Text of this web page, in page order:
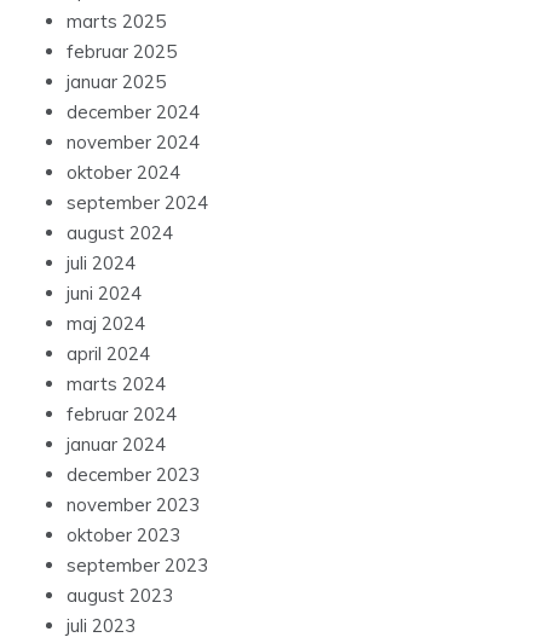
marts 2025
februar 2025
januar 2025
december 2024
november 2024
oktober 2024
september 2024
august 2024
juli 2024
juni 2024
maj 2024
april 2024
marts 2024
februar 2024
januar 2024
december 2023
november 2023
oktober 2023
september 2023
august 2023
juli 2023